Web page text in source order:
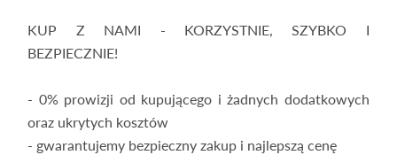
KUP Z NAMI - KORZYSTNIE, SZYBKO I
BEZPIECZNIE!
- 0% prowizji od kupującego i żadnych dodatkowych
oraz ukrytych kosztów
- gwarantujemy bezpieczny zakup i najlepszą cenę